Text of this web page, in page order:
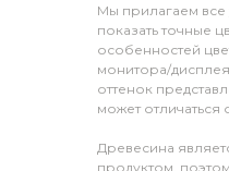
Мы прилагаем все
показать точные
особенностей
монитора/
оттенок
может отличаться
Древесина
продуктом,